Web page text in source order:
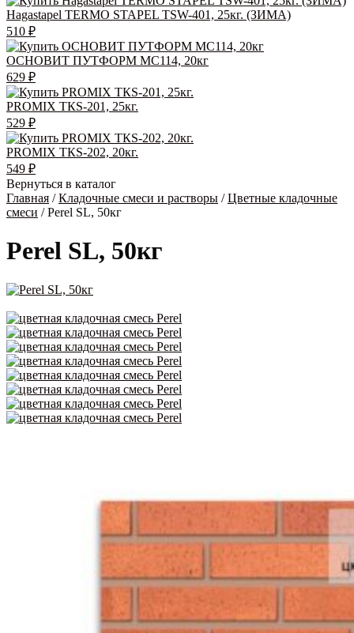
Hagastapel TERMO STAPEL TSW-401, 25кг. (ЗИМА)
510 ₽
ОСНОВИТ ПУТФОРМ MC114, 20кг
629 ₽
PROMIX ТКS-201, 25кг.
529 ₽
PROMIX ТКS-202, 20кг.
549 ₽
Вернуться в каталог
Главная /Кладочные смеси и растворы /Цветные кладочные
смеси / Perel SL, 50кг
Perel SL, 50кг